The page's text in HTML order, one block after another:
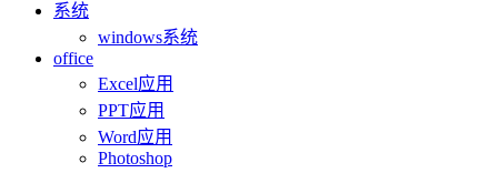
系统
windows系统
office
Excel应用
PPT应用
Word应用
Photoshop